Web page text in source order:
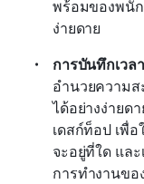
พร้อมของพนัก
ง่ายดาย
การบันทึกเวล
อำนวยความส
ได้อย่างง่ายด
เดสก์ท็อป เพื่
จะอยู่ที่ใด แล
การทำงานขอ